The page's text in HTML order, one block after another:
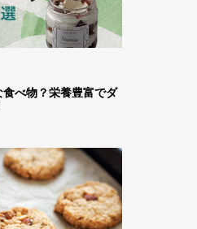
べ物？栄養豊富でダ